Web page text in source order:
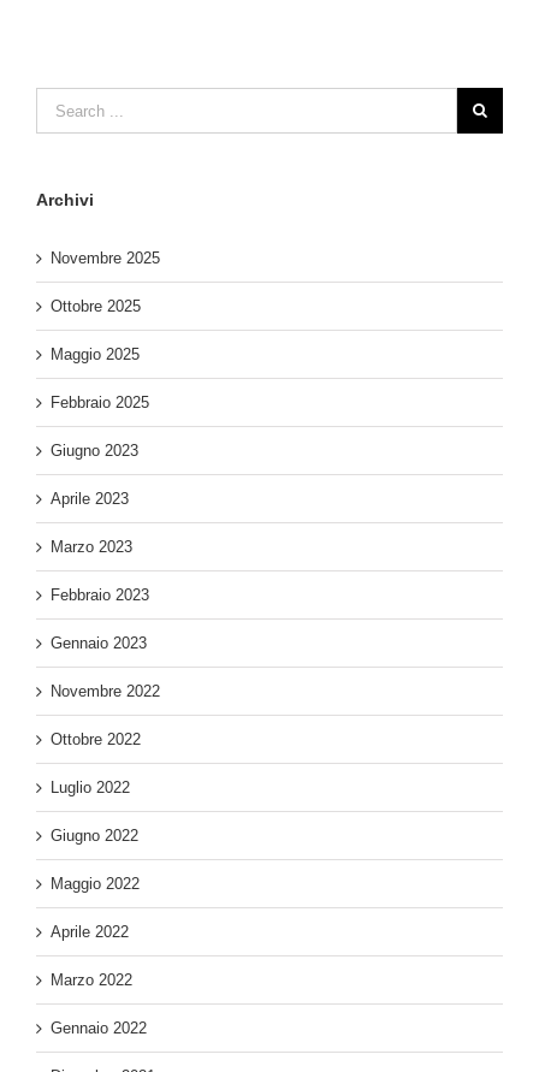
Archivi
Novembre 2025
Ottobre 2025
Maggio 2025
Febbraio 2025
Giugno 2023
Aprile 2023
Marzo 2023
Febbraio 2023
Gennaio 2023
Novembre 2022
Ottobre 2022
Luglio 2022
Giugno 2022
Maggio 2022
Aprile 2022
Marzo 2022
Gennaio 2022